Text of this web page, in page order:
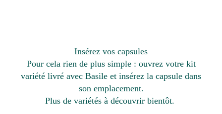
Insérez vos capsules
Pour cela rien de plus simple : ouvrez votre kit
variété livré avec Basile et insérez la capsule dans
son emplacement.
Plus de variétés à découvrir bientôt.